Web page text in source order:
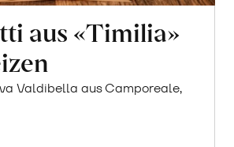
aus «Timilia»
Valdibella aus Camporeale,